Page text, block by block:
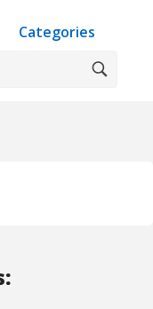
Categories